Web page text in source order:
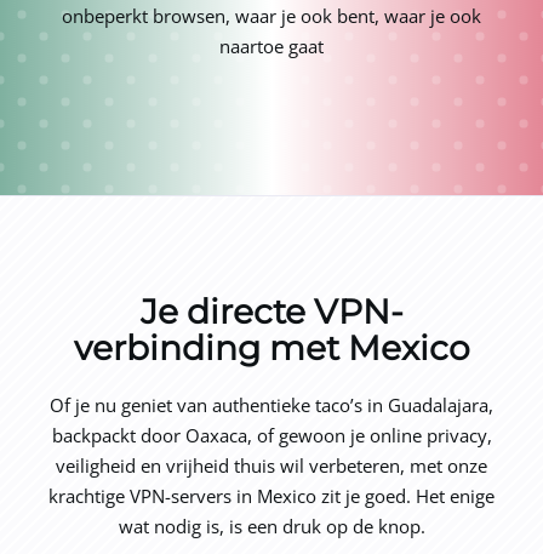
onbeperkt browsen, waar je ook bent, waar je ook
naartoe gaat
Je directe VPN-
verbinding met Mexico
Of je nu geniet van authentieke taco’s in Guadalajara,
backpackt door Oaxaca, of gewoon je online privacy,
veiligheid en vrijheid thuis wil verbeteren, met onze
krachtige VPN-servers in Mexico zit je goed. Het enige
wat nodig is, is een druk op de knop.